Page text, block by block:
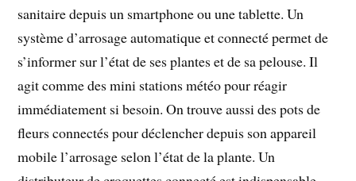
sanitaire depuis un smartphone ou une tablette. Un
système d’arrosage automatique et connecté permet de
s’informer sur l’état de ses plantes et de sa pelouse. Il
agit comme des mini stations météo pour réagir
immédiatement si besoin. On trouve aussi des pots de
fleurs connectés pour déclencher depuis son appareil
mobile l’arrosage selon l’état de la plante. Un